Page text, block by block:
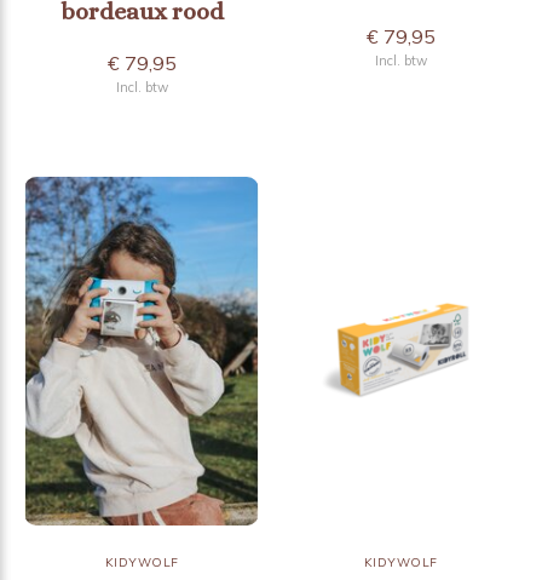
bordeaux rood
€ 79,95
Incl. btw
€ 79,95
Incl. btw
KIDYWOLF KIDYWOLF